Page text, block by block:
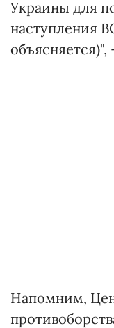
Украины для
наступления
Напомним,